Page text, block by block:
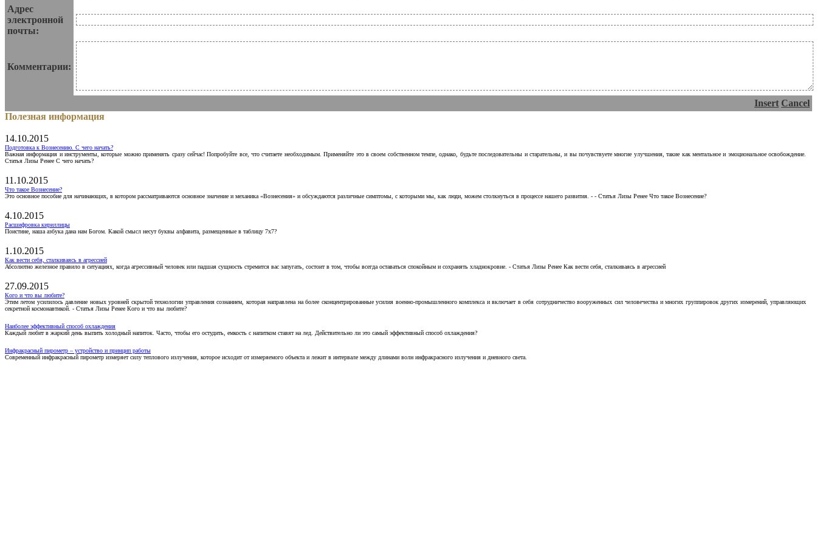
Адрес
электронной
почты:
Комментарии:
Insert Cancel
Полезная информация
14.10.2015
Подготовка к Вознесению. С чего начать?
Важная информация и инструменты, которые можно применять сразу сейчас! Попробуйте все, что считаете необходимым. Применяйте это в своем собственном темпе, однако, будьте последовательны и старательны, и вы почувствуете многие улучшения, такие как ментальное и эмоциональное освобождение.
Статья Лизы Ренее С чего начать?
11.10.2015
Что такое Вознесение?
Это основное пособие для начинающих, в котором рассматриваются основное значение и механика «Вознесения» и обсуждаются различные симптомы, с которыми мы, как люди, можем столкнуться в процессе нашего развития. - - Статья Лизы Ренее Что такое Вознесение?
4.10.2015
Расшифровка кириллицы
Поистине, наша азбука дана нам Богом. Какой смысл несут буквы алфавита, размещенные в таблицу 7х7?
1.10.2015
Как вести себя, сталкиваясь в агрессией
Абсолютно железное правило в ситуациях, когда агрессивный человек или падшая сущность стремится вас запугать, состоит в том, чтобы всегда оставаться спокойным и сохранять хладнокровие. - Статья Лизы Ренее Как вести себя, сталкиваясь в агрессией
27.09.2015
Кого и что вы любите?
Этим летом усилилось давление новых уровней скрытой технологии управления сознанием, которая направлена на более сконцентрированные усилия военно-промышленного комплекса и включает в себя сотрудничество вооруженных сил человечества и многих группировок других измерений, управляющих
секретной космонавтикой. - Статья Лизы Ренее Кого и что вы любите?
Наиболее эффективный способ охлаждения
Каждый любит в жаркий день выпить холодный напиток. Часто, чтобы его остудить, емкость с напитком ставят на лед. Действительно ли это самый эффективный способ охлаждения?
Инфракрасный пирометр – устройство и принцип работы
Современный инфракрасный пирометр измеряет силу теплового излучения, которое исходит от измеряемого объекта и лежит в интервале между длинами волн инфракрасного излучения и дневного света.